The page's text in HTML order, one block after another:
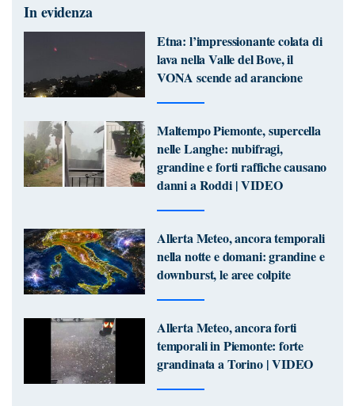
In evidenza
Etna: l’impressionante colata di
lava nella Valle del Bove, il
VONA scende ad arancione
Maltempo Piemonte, supercella
nelle Langhe: nubifragi,
grandine e forti raffiche causano
danni a Roddi | VIDEO
Allerta Meteo, ancora temporali
nella notte e domani: grandine e
downburst, le aree colpite
Allerta Meteo, ancora forti
temporali in Piemonte: forte
grandinata a Torino | VIDEO